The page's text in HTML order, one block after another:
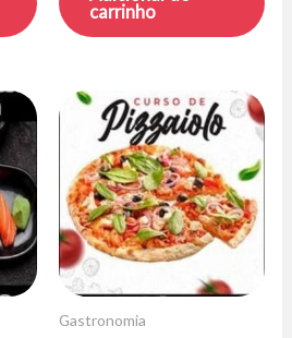
carrinho
Gastronomia